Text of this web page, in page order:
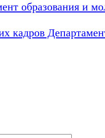
образования и
кадров